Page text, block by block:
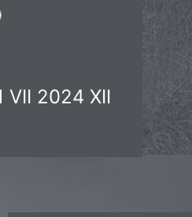
VII 2024 XII